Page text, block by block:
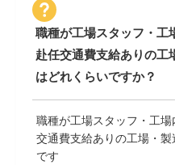
職種が工場スタッフ・工
赴任交通費支給ありの工
はどれくらいですか？
職種が工場スタッフ・工
交通費支給ありの工場・
です